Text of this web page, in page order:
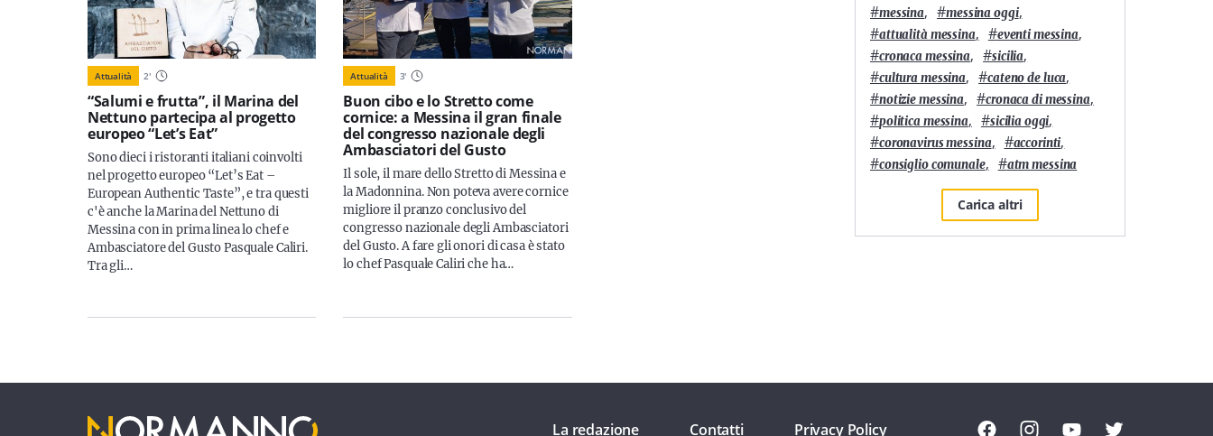
Attualità 2'
“Salumi e frutta”, il Marina del
Nettuno partecipa al progetto
europeo “Let’s Eat”
Sono dieci i ristoranti italiani coinvolti
nel progetto europeo “Let’s Eat –
European Authentic Taste”, e tra questi
c'è anche la Marina del Nettuno di
Messina con in prima linea lo chef e
Ambasciatore del Gusto Pasquale Caliri.
Tra gli…
Attualità 3'
Buon cibo e lo Stretto come
cornice: a Messina il gran finale
del congresso nazionale degli
Ambasciatori del Gusto
Il sole, il mare dello Stretto di Messina e
la Madonnina. Non poteva avere cornice
migliore il pranzo conclusivo del
congresso nazionale degli Ambasciatori
del Gusto. A fare gli onori di casa è stato
lo chef Pasquale Caliri che ha…
#messina, #messina oggi,
#attualità messina, #eventi messina,
#cronaca messina, #sicilia,
#cultura messina, #cateno de luca,
#notizie messina, #cronaca di messina,
#politica messina, #sicilia oggi,
#coronavirus messina, #accorinti,
#consiglio comunale, #atm messina
Carica altri
La redazione Contatti Privacy Policy